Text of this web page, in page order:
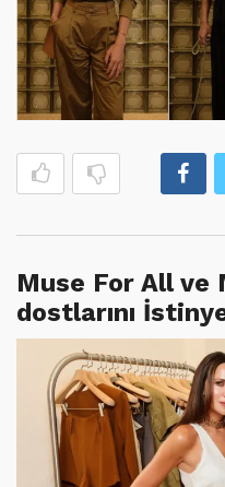
Muse For All ve
dostlarını